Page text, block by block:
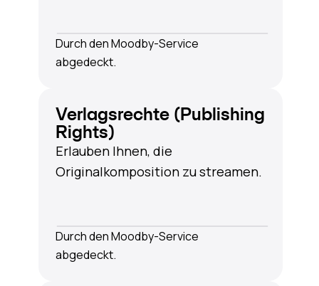
Durch den Moodby-Service
abgedeckt.
Verlagsrechte (Publishing
Rights)
Erlauben Ihnen, die
Originalkomposition zu streamen.
Durch den Moodby-Service
abgedeckt.